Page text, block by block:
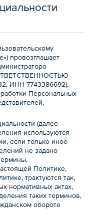
провозглашает
ИНН 7743386692),
Персональных
(далее —
используются
если только иное
не задано
Политике,
трактуются так,
нормативных актах,
таких терминов,
обороте